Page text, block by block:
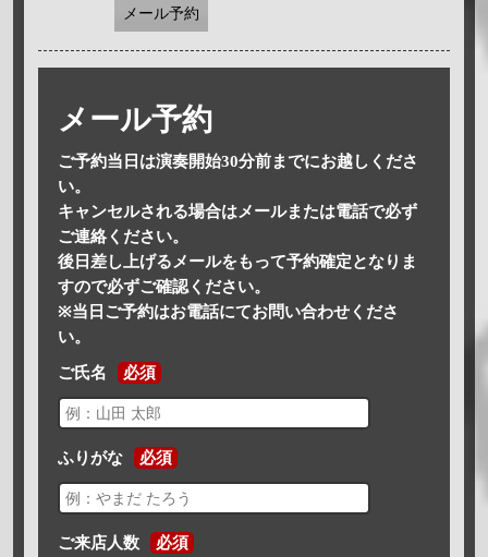
メール予約
メール予約
ご予約当日は演奏開始30分前までにお越しくださ
い。
キャンセルされる場合はメールまたは電話で必ず
ご連絡ください。
後日差し上げるメールをもって予約確定となりま
すので必ずご確認ください。
※当日ご予約はお電話にてお問い合わせくださ
い。
ご氏名 必須
ふりがな 必須
ご来店人数 必須